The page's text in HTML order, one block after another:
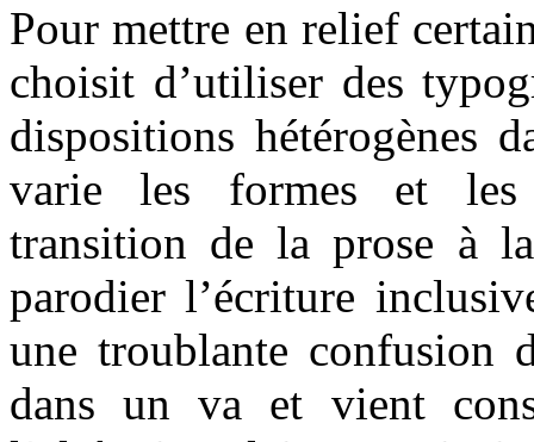
Pour mettre en relief
choisit d’utiliser des
dispositions hétérogènes
varie les formes et les
transition de la prose à
parodier l’écriture
une troublante confusion
dans un va et vient